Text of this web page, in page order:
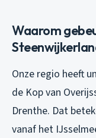
Waarom
Onze regio heeft
de Kop van
Drenthe. Dat
vanaf het